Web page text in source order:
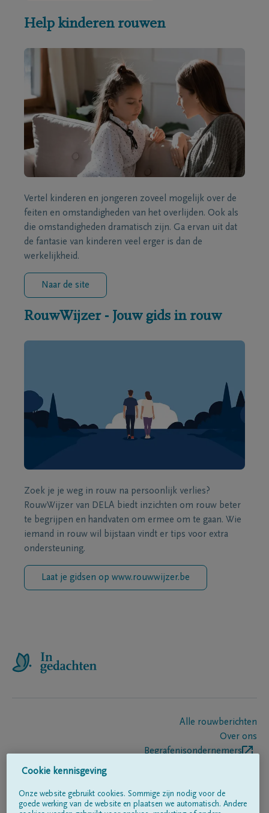
Help kinderen rouwen
Vertel kinderen en jongeren zoveel mogelijk over de
feiten en omstandigheden van het overlijden. Ook als
die omstandigheden dramatisch zijn. Ga ervan uit dat
de fantasie van kinderen veel erger is dan de
werkelijkheid.
Naar de site
RouwWijzer - Jouw gids in rouw
Zoek je je weg in rouw na persoonlijk verlies?
RouwWijzer van DELA biedt inzichten om rouw beter
te begrijpen en handvaten om ermee om te gaan. Wie
iemand in rouw wil bijstaan vindt er tips voor extra
ondersteuning.
Laat je gidsen op www.rouwwijzer.be
Alle rouwberichten
Over ons
Begrafenisondernemers
Volg ons op
Cookie kennisgeving
Onze website gebruikt cookies. Sommige zijn nodig voor de
goede werking van de website en plaatsen we automatisch. Andere